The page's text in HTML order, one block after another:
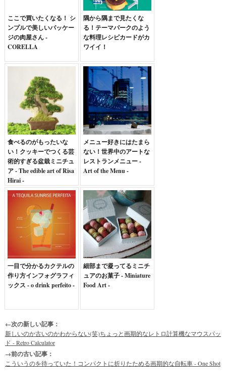
ここで買いたくなる！ シ
ンプルで美しいパッケー
ジの肉屋さん -
CORELLA
隅から隅まで見たくな
る！テーマパークのよう
な料理レシピカードがカ
ワイイ！
食べるのがもったいな
い！クッキーでつくる芸
術的すぎる盆栽ミニチュ
ア - The edible art of Risa
Hirai -
メニュー好きにはたまら
ない！世界中のアートな
レストランメニュー -
Art of the Menu -
一目で分かるカクテルの
作り方インフォグラフィ
ックス - o drink perfeito -
細部まで凝ってるミニチ
ュアのお菓子 - Miniature
Food Art -
←次の新しい記事：
新しいのか古いのかわからない(笑)ちょっと画期的なレトロ計算機なマウスパッ
ド - Retro Calculator
→前の古い記事：
こういうのを待っていた！コンパクトに折りたためる画期的な自転車 - One Shot